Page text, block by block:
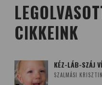
CIKKEINK
KÉZ-LÁB-SZÁJ
SZALMÁSI